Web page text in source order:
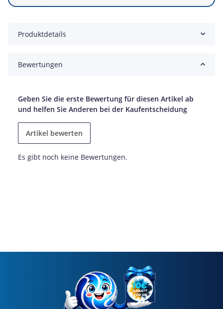
Produktdetails
Bewertungen
Geben Sie die erste Bewertung für diesen Artikel ab
und helfen Sie Anderen bei der Kaufentscheidung
Artikel bewerten
Es gibt noch keine Bewertungen.